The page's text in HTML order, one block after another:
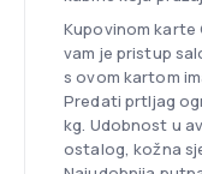
Kupovinom karte
vam je pristup
s ovom kartom
Predati prtljag
kg. Udobnost u
ostalog, kožna